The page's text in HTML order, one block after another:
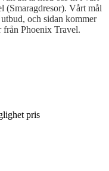
(Smaragdresor). Vårt mål
och sidan kommer
från Phoenix Travel.
pris